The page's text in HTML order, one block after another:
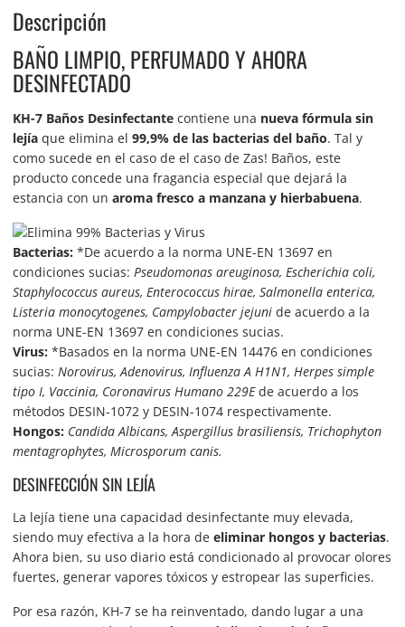
Descripción
BAÑO LIMPIO, PERFUMADO Y AHORA
DESINFECTADO
KH-7 Baños Desinfectantecontiene una nueva fórmula sin
lejíaque elimina el 99,9% de las bacterias del baño. Tal y
como sucede en el caso de el caso de Zas! Baños, este
producto concede una fragancia especial que dejará la
estancia con un aroma fresco a manzana y hierbabuena.
Bacterias: *De acuerdo a la norma UNE-EN 13697 en
condiciones sucias: Pseudomonas areuginosa, Escherichia coli,
Staphylococcus aureus, Enterococcus hirae, Salmonella enterica,
Listeria monocytogenes, Campylobacter jejunide acuerdo a la
norma UNE-EN 13697 en condiciones sucias.
Virus: *Basados en la norma UNE-EN 14476 en condiciones
sucias: Norovirus, Adenovirus, Influenza A H1N1, Herpes simple
tipo I, Vaccinia, Coronavirus Humano 229Ede acuerdo a los
métodos DESIN-1072 y DESIN-1074 respectivamente.
Hongos: Candida Albicans, Aspergillus brasiliensis, Trichophyton
mentagrophytes, Microsporum canis.
DESINFECCIÓN SIN LEJÍA
La lejía tiene una capacidad desinfectante muy elevada,
siendo muy efectiva a la hora de eliminar hongos y bacterias.
Ahora bien, su uso diario está condicionado al provocar olores
fuertes, generar vapores tóxicos y estropear las superficies.
Por esa razón, KH-7 se ha reinventado, dando lugar a una